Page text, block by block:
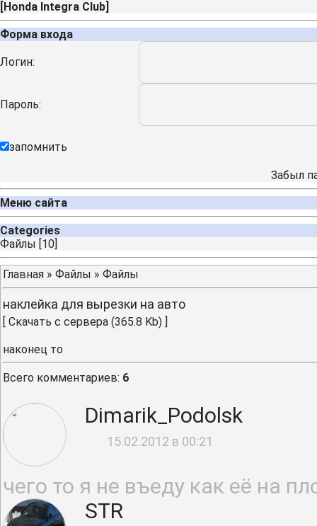
[Honda Integra Club]
Форма входа
Логин:
Пароль:
запомнить
Забыл
Меню сайта
Categories
Файлы [10]
Главная » Файлы » Файлы
наклейка для вырезки на авто
[ Скачать с сервера (365.8 Kb) ]
наконец то
Всего комментариев: 6
Dimarik_Podolsk
15.02.2012 в 00:21
чего то я не въеду как её на
STR